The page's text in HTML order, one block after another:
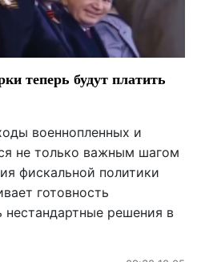
теперь будут платить
военнопленных и
не только важным шагом
фискальной политики
готовность
нестандартные решения в